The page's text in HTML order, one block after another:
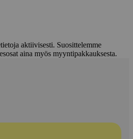
aktiivisesti. Suosittelemme
aina myös myyntipakkauksesta.